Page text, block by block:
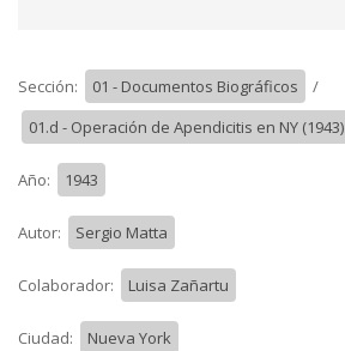
Sección: 01 - Documentos Biográficos
/
01.d - Operación de Apendicitis en NY (1943)
Año: 1943
Autor: Sergio Matta
Colaborador: Luisa Zañartu
Ciudad: Nueva York